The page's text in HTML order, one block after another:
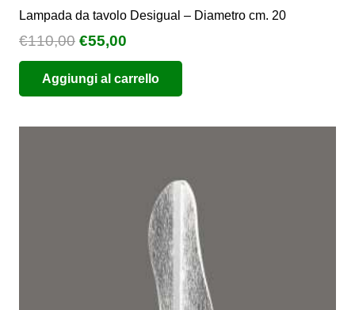
Lampada da tavolo Desigual – Diametro cm. 20
€110,00 Il
prezzo
originale
era:
€55,00
prezzo
attuale
è:
Aggiungi al carrello